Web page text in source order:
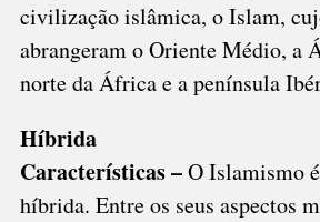
civilização islâmica, o Islam,
abrangeram o Oriente Médio, a
norte da África e a península
Híbrida
Características –O Islamismo
híbrida. Entre os seus aspectos